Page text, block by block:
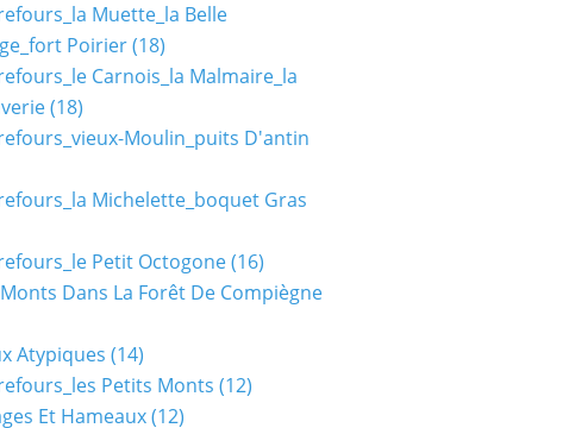
Muette_la Belle
Poirier(18)
Carnois_la Malmaire_la
(18)
Moulin_puits D'antin
Michelette_boquet Gras
Petit Octogone(16)
Dans La Forêt De Compiègne
Atypiques (14)
Petits Monts (12)
Et Hameaux(12)